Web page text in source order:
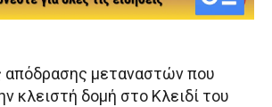
απόδρασης μεταναστών που
κλειστή δομή στο Κλειδί του